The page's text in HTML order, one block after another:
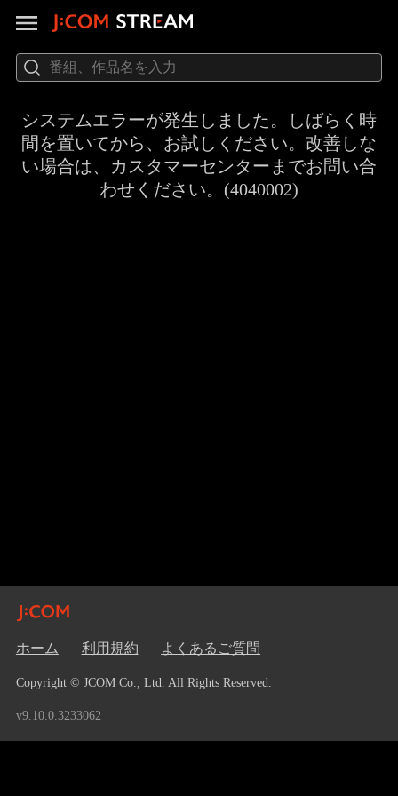
システムエラーが発生しました。しばらく時
間を置いてから、お試しください。改善しな
い場合は、カスタマーセンターまでお問い合
わせください。(4040002)
ホーム 利用規約 よくあるご質問
Copyright © JCOM Co., Ltd. All Rights Reserved.
v9.10.0.3233062